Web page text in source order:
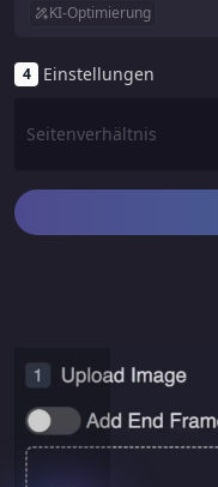
KI-Optimierung
4 Einstellungen
Seitenverhältnis
16:9